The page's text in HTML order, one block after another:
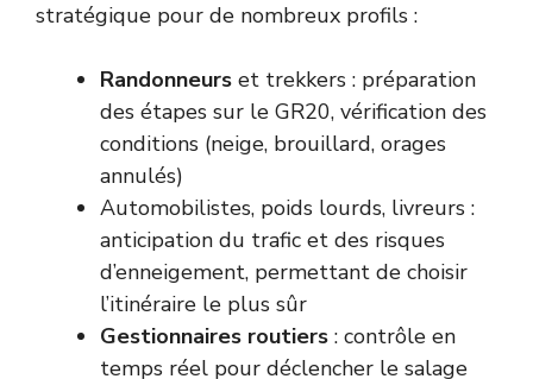
stratégique pour de nombreux profils :
Randonneurs et trekkers : préparation
des étapes sur le GR20, vérification des
conditions (neige, brouillard, orages
annulés)
Automobilistes, poids lourds, livreurs :
anticipation du trafic et des risques
d’enneigement, permettant de choisir
l’itinéraire le plus sûr
Gestionnaires routiers : contrôle en
temps réel pour déclencher le salage